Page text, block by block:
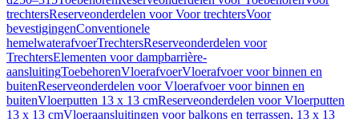
trechtersReserveonderdelen voor Voor trechtersVoor
bevestigingenConventionele
hemelwaterafvoerTrechtersReserveonderdelen voor
TrechtersElementen voor dampbarrière-
aansluitingToebehorenVloerafvoerVloerafvoer voor binnen en
buitenReserveonderdelen voor Vloerafvoer voor binnen en
buitenVloerputten 13 x 13 cmReserveonderdelen voor Vloerputten
13 x 13 cmVloeraansluitingen voor balkons en terrassen, 13 x 13